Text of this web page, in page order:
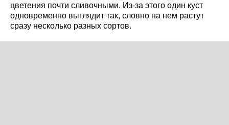
цветения почти сливочными. Из-за этого один куст
одновременно выглядит так, словно на нем растут
сразу несколько разных сортов.